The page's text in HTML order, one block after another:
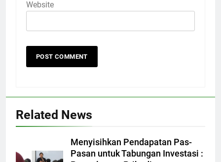
Website
Related News
Menyisihkan Pendapatan Pas-
Pasan untuk Tabungan Investasi :